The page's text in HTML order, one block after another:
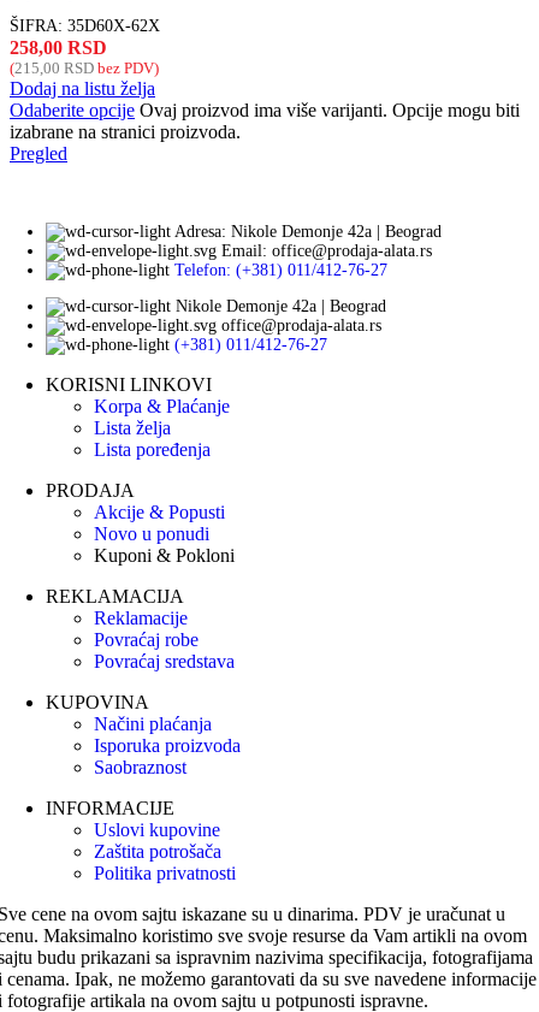
ŠIFRA: 35D60X-62X
258,00 RSD
(215,00 RSD bez PDV)
Dodaj na listu želja
Odaberite opcije Ovaj proizvod ima više varijanti. Opcije mogu biti
izabrane na stranici proizvoda.
Pregled
Adresa: Nikole Demonje 42a | Beograd
Email: office@prodaja-alata.rs
Telefon: (+381) 011/412-76-27
Nikole Demonje 42a | Beograd
office@prodaja-alata.rs
(+381) 011/412-76-27
KORISNI LINKOVI
Korpa & Plaćanje
Lista želja
Lista poređenja
PRODAJA
Akcije & Popusti
Novo u ponudi
Kuponi & Pokloni
REKLAMACIJA
Reklamacije
Povraćaj robe
Povraćaj sredstava
KUPOVINA
Načini plaćanja
Isporuka proizvoda
Saobraznost
INFORMACIJE
Uslovi kupovine
Zaštita potrošača
Politika privatnosti
cene na ovom sajtu iskazane su u dinarima. PDV je uračunat u
Maksimalno koristimo sve svoje resurse da Vam artikli na ovom
budu prikazani sa ispravnim nazivima specifikacija, fotografijama
cenama. Ipak, ne možemo garantovati da su sve navedene informacije
fotografije artikala na ovom sajtu u potpunosti ispravne.